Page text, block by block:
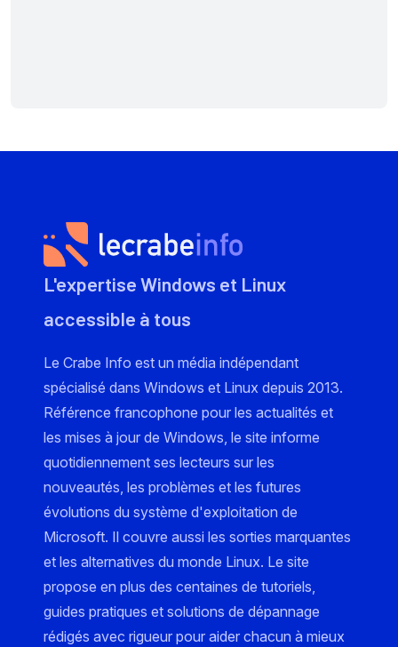
L'expertise Windows et Linux
accessible à tous
Le Crabe Info est un média indépendant
spécialisé dans Windows et Linux depuis 2013.
Référence francophone pour les actualités et
les mises à jour de Windows, le site informe
quotidiennement ses lecteurs sur les
nouveautés, les problèmes et les futures
évolutions du système d'exploitation de
Microsoft. Il couvre aussi les sorties marquantes
et les alternatives du monde Linux. Le site
propose en plus des centaines de tutoriels,
guides pratiques et solutions de dépannage
rédigés avec rigueur pour aider chacun à mieux